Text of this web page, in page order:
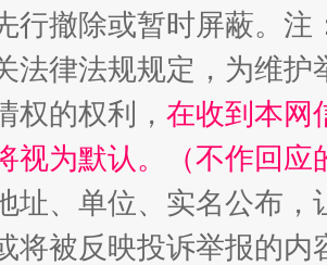
行撤除或暂时屏蔽。
法律法规规定，为维
权的权利， 在收到本网
视为默认。（不作回应
址、单位、实名公布
将被反映投诉举报的